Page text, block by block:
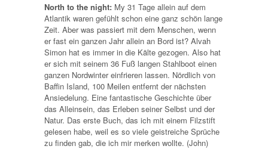
North to the night: My 31 Tage allein auf dem
Atlantik waren gefühlt schon eine ganz schön lange
Zeit. Aber was passiert mit dem Menschen, wenn
er fast ein ganzen Jahr allein an Bord ist? Alvah
Simon hat es immer in die Kälte gezogen. Also hat
er sich mit seinem 36 Fuß langen Stahlboot einen
ganzen Nordwinter einfrieren lassen. Nördlich von
Baffin Island, 100 Meilen entfernt der nächsten
Ansiedelung. Eine fantastische Geschichte über
das Alleinsein, das Erleben seiner Selbst und der
Natur. Das erste Buch, das ich mit einem Filzstift
gelesen habe, weil es so viele geistreiche Sprüche
zu finden gab, die ich mir merken wollte. (John)